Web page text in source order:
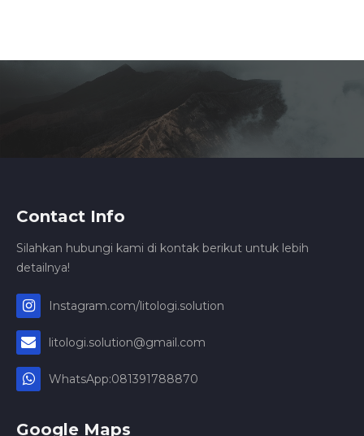
Contact Info
Silahkan hubungi kami di kontak berikut untuk lebih
detailnya!
Instagram.com/litologi.solution
litologi.solution@gmail.com
WhatsApp:081391788870
Google Maps